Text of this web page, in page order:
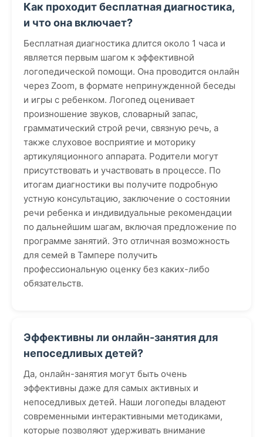
Как проходит бесплатная диагностика,
и что она включает?
Бесплатная диагностика длится около 1 часа и
является первым шагом к эффективной
логопедической помощи. Она проводится онлайн
через Zoom, в формате непринужденной беседы
и игры с ребенком. Логопед оценивает
произношение звуков, словарный запас,
грамматический строй речи, связную речь, а
также слуховое восприятие и моторику
артикуляционного аппарата. Родители могут
присутствовать и участвовать в процессе. По
итогам диагностики вы получите подробную
устную консультацию, заключение о состоянии
речи ребенка и индивидуальные рекомендации
по дальнейшим шагам, включая предложение по
программе занятий. Это отличная возможность
для семей в Тампере получить
профессиональную оценку без каких-либо
обязательств.
Эффективны ли онлайн-занятия для
непоседливых детей?
Да, онлайн-занятия могут быть очень
эффективны даже для самых активных и
непоседливых детей. Наши логопеды владеют
современными интерактивными методиками,
которые позволяют удерживать внимание